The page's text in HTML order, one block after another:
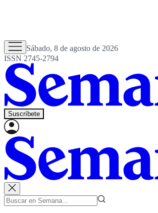
Sábado, 8 de agosto de 2026
ISSN 2745-2794
Suscríbete